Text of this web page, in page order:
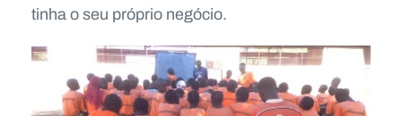
tinha o seu próprio negócio.